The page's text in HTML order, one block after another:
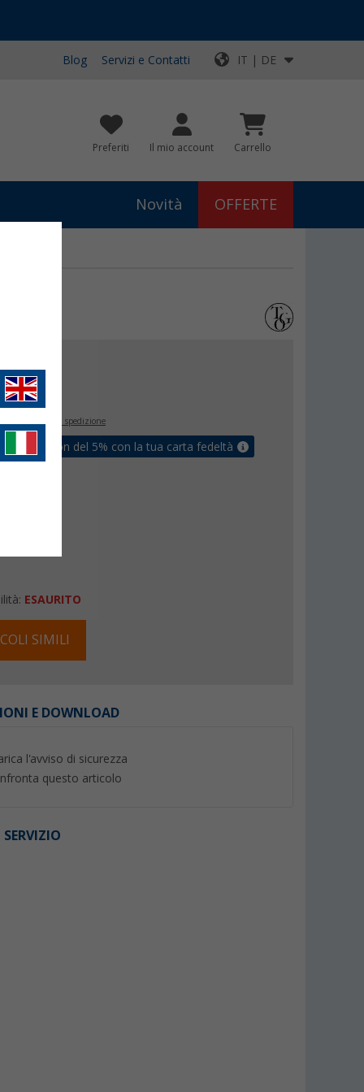
Blog Servizi e Contatti IT | DE
Preferiti Il mio account Carrello
Novità OFFERTE
+ Spese di spedizione
un coupon del 5% con la tua carta fedeltà
ESAURITO
SIMILI
E DOWNLOAD
l'avviso di sicurezza
questo articolo